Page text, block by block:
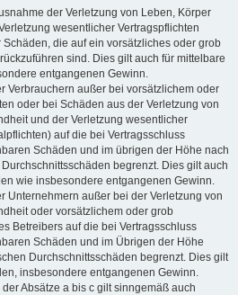
der Verletzung von Leben, Körper
wesentlicher Vertragspflichten
die auf ein vorsätzliches oder grob
sind. Dies gilt auch für mittelbare
entgangenen Gewinn.
Verbrauchern außer bei vorsätzlichem oder
oder bei Schäden aus der Verletzung von
und der Verletzung wesentlicher
auf die bei Vertragsschluss
Schäden und im übrigen der Höhe nach
begrenzt. Dies gilt auch
wie insbesondere entgangenen Gewinn.
Unternehmern außer bei der Verletzung von
oder vorsätzlichem oder grob
Betreibers auf die bei Vertragsschluss
Schäden und im Übrigen der Höhe
Durchschnittsschäden begrenzt. Dies gilt
insbesondere entgangenen Gewinn.
Absätze a bis c gilt sinngemäß auch